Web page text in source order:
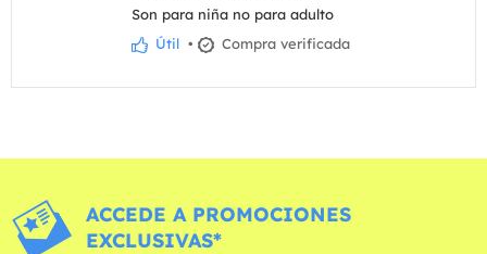
Son para niña no para adulto
Útil • Compra verificada
ACCEDE A PROMOCIONES
EXCLUSIVAS*